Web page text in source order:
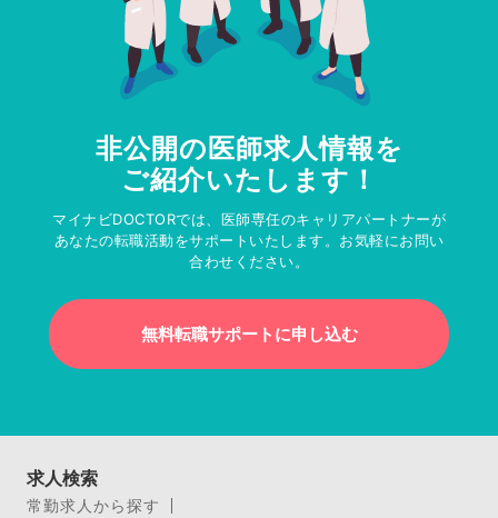
非公開の医師求人情報を
ご紹介いたします！
マイナビDOCTORでは、医師専任のキャリアパートナーが
あなたの転職活動をサポートいたします。お気軽にお問い
合わせください。
無料転職サポートに申し込む
求人検索
常勤求人から探す